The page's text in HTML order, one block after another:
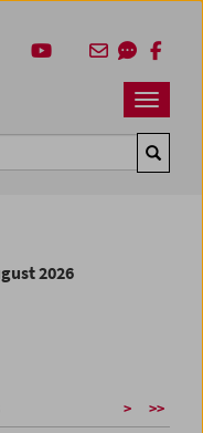
Navbar
2026
> >>